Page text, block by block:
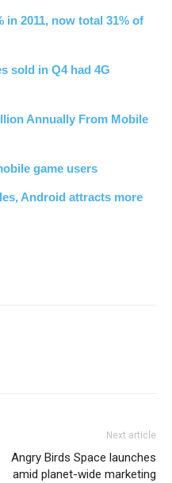
in 2011, now total 31% of
sold in Q4 had 4G
Annually From Mobile
game users
Android attracts more
Next article
Angry Birds Space launches
amid planet-wide marketing